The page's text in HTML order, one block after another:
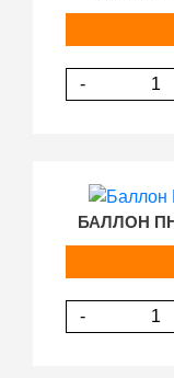
-
БАЛЛОН
-